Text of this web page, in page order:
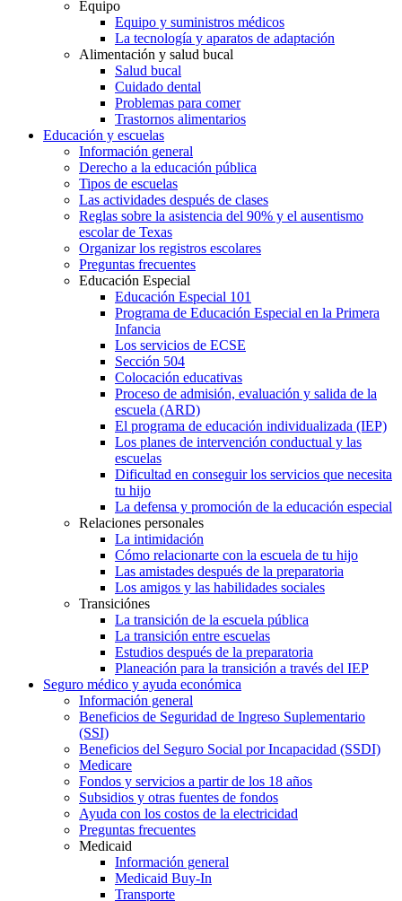
Equipo
Equipo y suministros médicos
La tecnología y aparatos de adaptación
Alimentación y salud bucal
Salud bucal
Cuidado dental
Problemas para comer
Trastornos alimentarios
Educación y escuelas
Información general
Derecho a la educación pública
Tipos de escuelas
Las actividades después de clases
Reglas sobre la asistencia del 90% y el ausentismo
escolar de Texas
Organizar los registros escolares
Preguntas frecuentes
Educación Especial
Educación Especial 101
Programa de Educación Especial en la Primera
Infancia
Los servicios de ECSE
Sección 504
Colocación educativas
Proceso de admisión, evaluación y salida de la
escuela (ARD)
El programa de educación individualizada (IEP)
Los planes de intervención conductual y las
escuelas
Dificultad en conseguir los servicios que necesita
tu hijo
La defensa y promoción de la educación especial
Relaciones personales
La intimidación
Cómo relacionarte con la escuela de tu hijo
Las amistades después de la preparatoria
Los amigos y las habilidades sociales
Transiciónes
La transición de la escuela pública
La transición entre escuelas
Estudios después de la preparatoria
Planeación para la transición a través del IEP
Seguro médico y ayuda económica
Información general
Beneficios de Seguridad de Ingreso Suplementario
(SSI)
Beneficios del Seguro Social por Incapacidad (SSDI)
Medicare
Fondos y servicios a partir de los 18 años
Subsidios y otras fuentes de fondos
Ayuda con los costos de la electricidad
Preguntas frecuentes
Medicaid
Información general
Medicaid Buy-In
Transporte